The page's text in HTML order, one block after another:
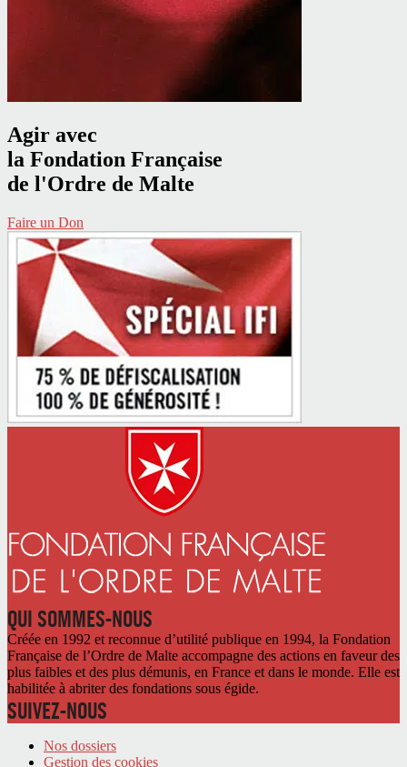
Agir avec
la Fondation Française
de l'Ordre de Malte
Faire un Don
QUI SOMMES-NOUS
Créée en 1992 et reconnue d’utilité publique en 1994, la Fondation
Française de l’Ordre de Malte accompagne des actions en faveur des
plus faibles et des plus démunis, en France et dans le monde. Elle est
habilitée à abriter des fondations sous égide.
SUIVEZ-NOUS
Nos dossiers
Gestion des cookies